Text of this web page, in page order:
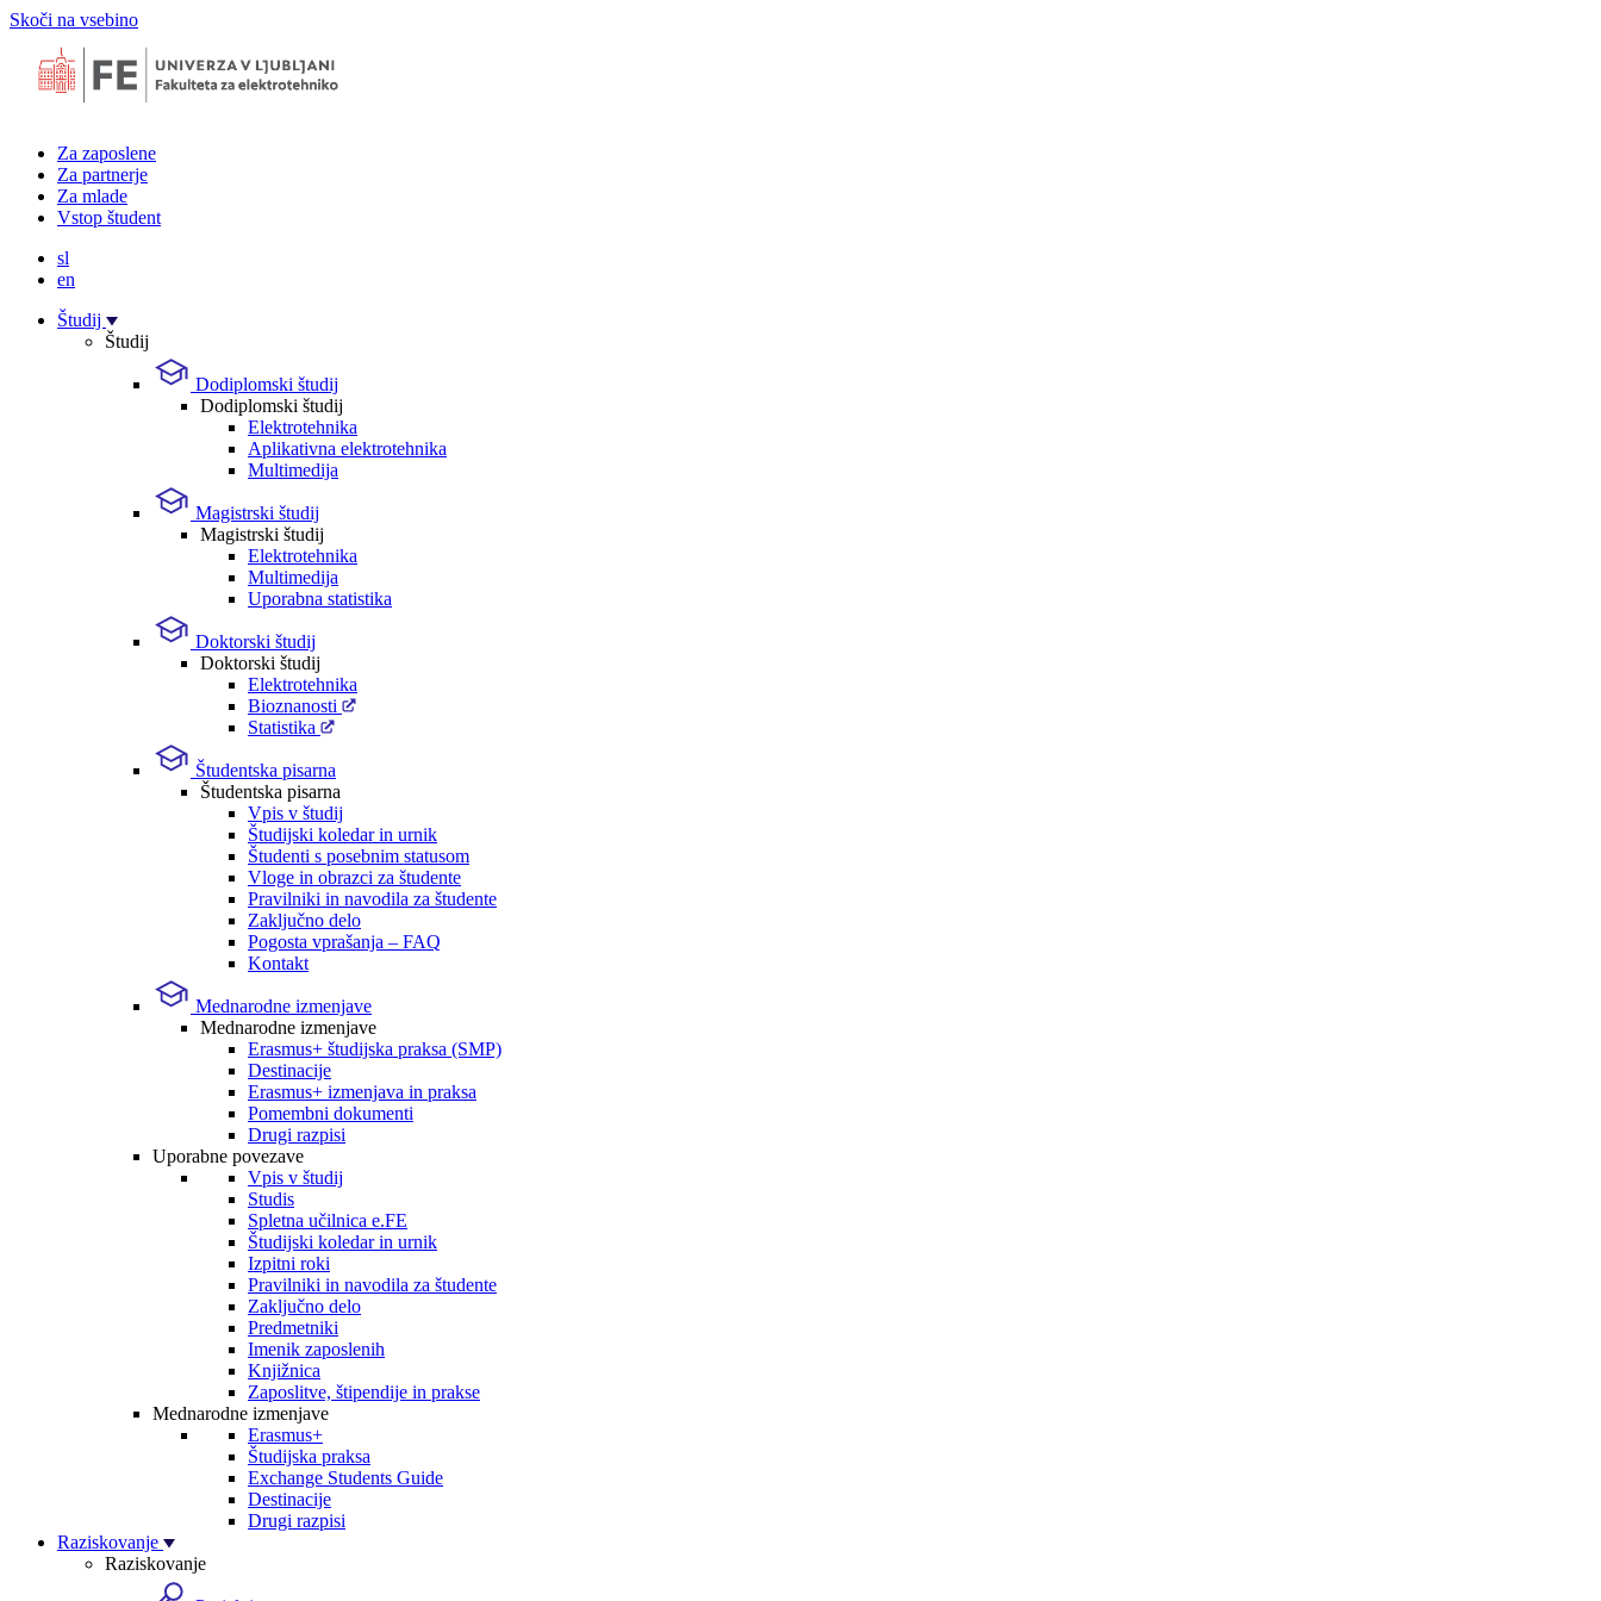
Skoči na vsebino
Za zaposlene
Za partnerje
Za mlade
Vstop študent
sl
en
Študij
Študij
Dodiplomski študij
Dodiplomski študij
Elektrotehnika
Aplikativna elektrotehnika
Multimedija
Magistrski študij
Magistrski študij
Elektrotehnika
Multimedija
Uporabna statistika
Doktorski študij
Doktorski študij
Elektrotehnika
Bioznanosti
Statistika
Študentska pisarna
Študentska pisarna
Vpis v študij
Študijski koledar in urnik
Študenti s posebnim statusom
Vloge in obrazci za študente
Pravilniki in navodila za študente
Zaključno delo
Pogosta vprašanja – FAQ
Kontakt
Mednarodne izmenjave
Mednarodne izmenjave
Erasmus+ študijska praksa (SMP)
Destinacije
Erasmus+ izmenjava in praksa
Pomembni dokumenti
Drugi razpisi
Uporabne povezave
Vpis v študij
Studis
Spletna učilnica e.FE
Študijski koledar in urnik
Izpitni roki
Pravilniki in navodila za študente
Zaključno delo
Predmetniki
Imenik zaposlenih
Knjižnica
Zaposlitve, štipendije in prakse
Mednarodne izmenjave
Erasmus+
Študijska praksa
Exchange Students Guide
Destinacije
Drugi razpisi
Raziskovanje
Raziskovanje